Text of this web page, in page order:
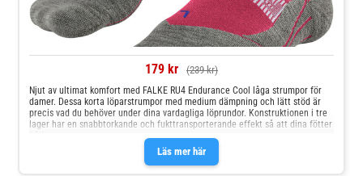
179 kr (239 kr)
Läs mer här
Njut av ultimat komfort med FALKE RU4 Endurance Cool låga strumpor för
damer. Dessa korta löparstrumpor med medium dämpning och lätt stöd är
precis vad du behöver under dina vardagliga löprundor. Konstruktionen i tre
lager har en snabbtorkande och fukttransporterande effekt så att dina fötter